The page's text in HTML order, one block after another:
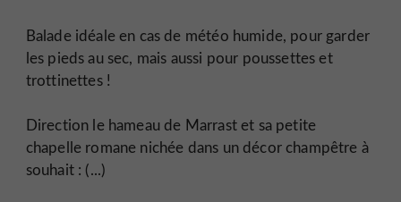
Balade idéale en cas de météo humide, pour garder
les pieds au sec, mais aussi pour poussettes et
trottinettes !
Direction le hameau de Marrast et sa petite
chapelle romane nichée dans un décor champêtre à
souhait : (...)